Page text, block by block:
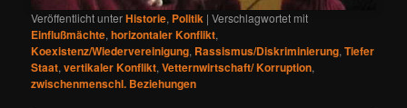
Veröffentlicht unterHistorie, Politik |Verschlagwortet mit
Einflußmächte,horizontaler Konflikt,
Koexistenz/Wiedervereinigung, Rassismus/Diskriminierung,Tiefer
Staat,vertikaler Konflikt,Vetternwirtschaft/ Korruption,
zwischenmenschl. Beziehungen